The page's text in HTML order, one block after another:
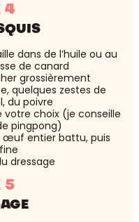
4
dans de l’huile ou au
de canard
grossièrement
quelques zestes de
du poivre
votre choix (je conseille
pingpong)
œuf entier battu, puis
dressage
5